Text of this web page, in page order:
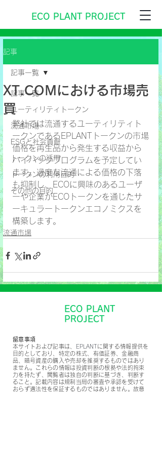
ECO PLANT PROJECT
記事
記事一覧
ユーティリティトークン
流通市場
ESGと社会貢献
トークンの活用
トークンの利用目的
その他の目的
記事一覧
XT.COMにおける市場売
買
弊社では流通するユーティリティト
ークンであるEPLANTトークンの市場
価格を再生品から発生する収益から
バイバックプログラムを予定してい
ます。過度な流通による価格の下落
も抑制し、ECOに興味のあるユーザ
ーや企業がECOトークンを通じたサ
ーキュラートークンエコノミクスを
構築します。
流通市場
ECO PLANT
PROJECT
留意事項
本サイトおよび記事は、
EPLANTに関する情報提供を
目的としており、特定の株式、有価証券、金融商
品、暗号資産の購入や売却を推奨するものではあり
ません。これらの情報は投資判断の根拠や法的拘束
力を持たず、閲覧者は独自の判断に基づき、判断す
ること。記載内容は規制当局の審査や承認を受けて
おらず適法性を保証するものではありません。故意